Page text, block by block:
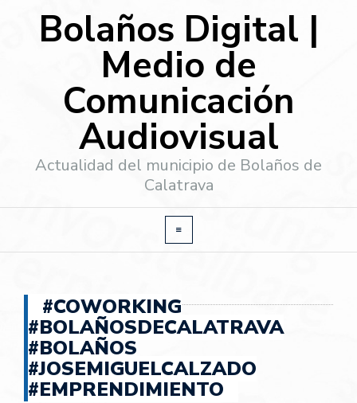
Bolaños Digital |
Medio de
Comunicación
Audiovisual
Actualidad del municipio de Bolaños de
Calatrava
#COWORKING
#BOLAÑOSDECALATRAVA
#BOLAÑOS
#JOSEMIGUELCALZADO
#EMPRENDIMIENTO